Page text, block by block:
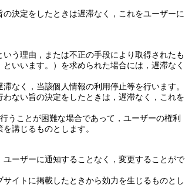
決定をしたときは遅滞なく，これをユーザーに
う理由，または不正の手段により取得されたも
いいます。）を求められた場合には，遅滞なく
なく，当該個人情報の利用停止等を行います。
ない旨の決定をしたときは，遅滞なく，これを
うことが困難な場合であって，ユーザーの権利
講じるものとします。
ーザーに通知することなく，変更することがで
イトに掲載したときから効力を生じるものとし